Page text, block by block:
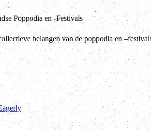
Poppodia en -Festivals
belangen van de poppodia en